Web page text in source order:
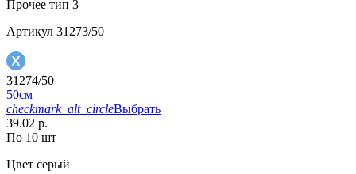
Прочее тип 3
Артикул 31273/50
31274/50
50см
checkmark_alt_circleВыбрать
39.02 р.
По 10 шт
Цвет серый